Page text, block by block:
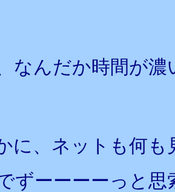
なんだか時間が濃
に、ネットも何も
ずーーーーっと思